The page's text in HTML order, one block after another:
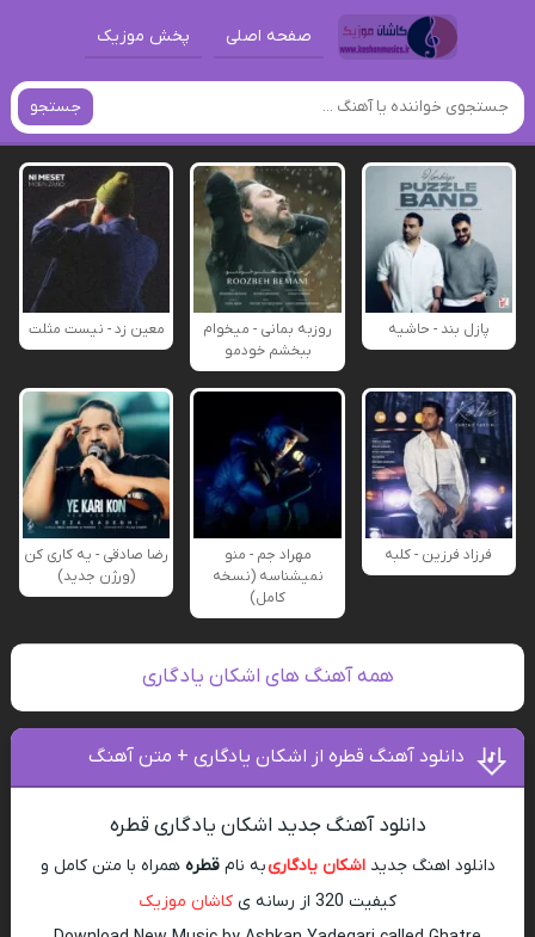
صفحه اصلی پخش موزیک
جستجو
پازل بند - حاشیه
روزبه بمانی - میخوام
ببخشم خودمو
معین زد - نیست مثلت
فرزاد فرزین - کلبه
مهراد جم - منو
نمیشناسه (نسخه
کامل)
رضا صادقی - یه کاری کن
(ورژن جدید)
همه آهنگ های اشکان یادگاری
دانلود آهنگ قطره از اشکان یادگاری + متن آهنگ
دانلود آهنگ جدید اشکان یادگاری قطره
دانلود اهنگ جدیداشکان یادگاریبه نامقطره همراه با متن کامل و
کیفیت 320 از رسانه ی
کاشان موزیک